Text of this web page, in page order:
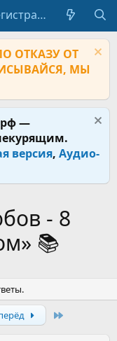
Регистрация
ОТКАЗУ ОТ
МЫ
—
версия, Аудио-
- 8
📚